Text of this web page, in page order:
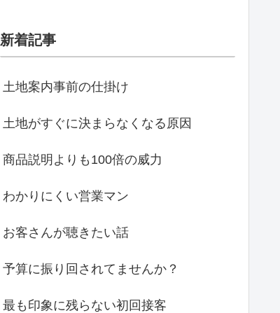
新着記事
土地案内事前の仕掛け
土地がすぐに決まらなくなる原因
商品説明よりも100倍の威力
わかりにくい営業マン
お客さんが聴きたい話
予算に振り回されてませんか？
最も印象に残らない初回接客